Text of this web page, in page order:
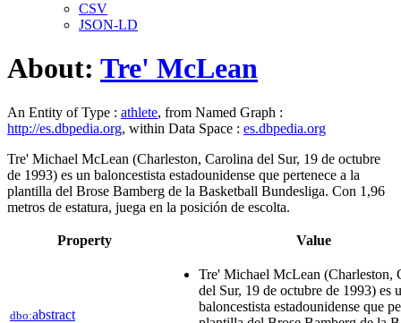
CSV
JSON-LD
About: Tre' McLean
An Entity of Type : athlete, from Named Graph :
http://es.dbpedia.org, within Data Space : es.dbpedia.org
Tre' Michael McLean (Charleston, Carolina del Sur, 19 de octubre
de 1993) es un baloncestista estadounidense que pertenece a la
plantilla del Brose Bamberg de la Basketball Bundesliga. Con 1,96
metros de estatura, juega en la posición de escolta.
Property Value
dbo:abstract
Tre' Michael McLean (Charleston,
del Sur, 19 de octubre de 1993) es
baloncestista estadounidense que